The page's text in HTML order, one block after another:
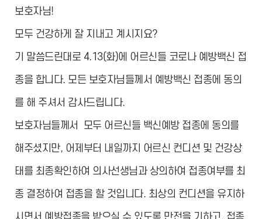
보호자님!
모두 건강하게 잘 지내고 계시지요?
기 말씀드린대로 4.13(화)에 어르신들 코로나 예방백신 접
종을 합니다. 모든 보호자님들께서 예방백신 접종에 동의
를 해 주셔서 감사드립니다.
보호자님들께서 모두 어르신들 백신예방 접종에 동의를
해주셨지만, 어제부터 내일까지 어르신 컨디션 및 건강상
태를 최종확인하여 의사선생님과 상의하여 접종여부를 최
종 결정하여 접종을 할 것입니다. 최상의 컨디션을 유지하